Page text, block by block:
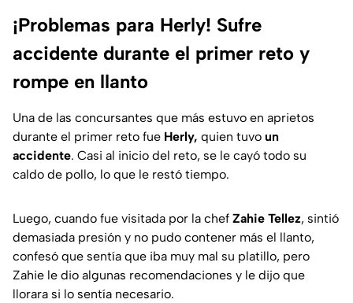
¡Problemas para Herly! Sufre
accidente durante el primer reto y
rompe en llanto
Una de las concursantes que más estuvo en aprietos
durante el primer reto fue Herly, quien tuvo un
accidente. Casi al inicio del reto, se le cayó todo su
caldo de pollo, lo que le restó tiempo.
Luego, cuando fue visitada por la chef Zahie Tellez, sintió
demasiada presión y no pudo contener más el llanto,
confesó que sentía que iba muy mal su platillo, pero
Zahie le dio algunas recomendaciones y le dijo que
llorara si lo sentía necesario.